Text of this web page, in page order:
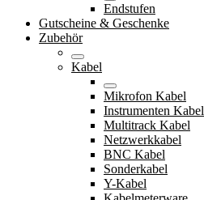
Endstufen
Gutscheine & Geschenke
Zubehör
Kabel
Mikrofon Kabel
Instrumenten Kabel
Multitrack Kabel
Netzwerkkabel
BNC Kabel
Sonderkabel
Y-Kabel